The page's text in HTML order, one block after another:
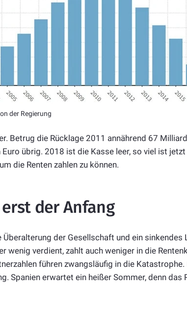
der Regierung
Betrug die Rücklage 2011 annährend 67
übrig. 2018 ist die Kasse leer, so viel ist
die Renten zahlen zu können.
der Anfang
Überalterung der Gesellschaft und ein sinkendes
wenig verdient, zahlt auch weniger in die
führen zwangsläufig in die
Spanien erwartet ein heißer Sommer, denn das